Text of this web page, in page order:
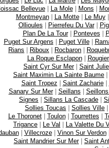
Bellevue| La Mole| Mons |
Montmeyan| La Motte| Le Muy|
Ollioules | Pierrefeu Du Var|
Plan De La Tour| Ponteves |
Puget Sur Argens | Puget Ville|
Rians | Riboux | Rocbaron |
La Roque Esclapon|
Saint Cyr Sur Mer| Saint
Saint Maximin La Sainte Baume |
Saint Tropez | Saint Zacharie|
Sanary Sur Mer| Seillans |
Signes | Sillans La Cascade |
Sollies Toucas | Sollies Ville |
Le Thoronet| Toulon| Tourrettes |
Trigance | Le Val | La Valette Du
| Villecroze| Vinon Sur Verdon
Saint Mandrier Sur Mer| Saint